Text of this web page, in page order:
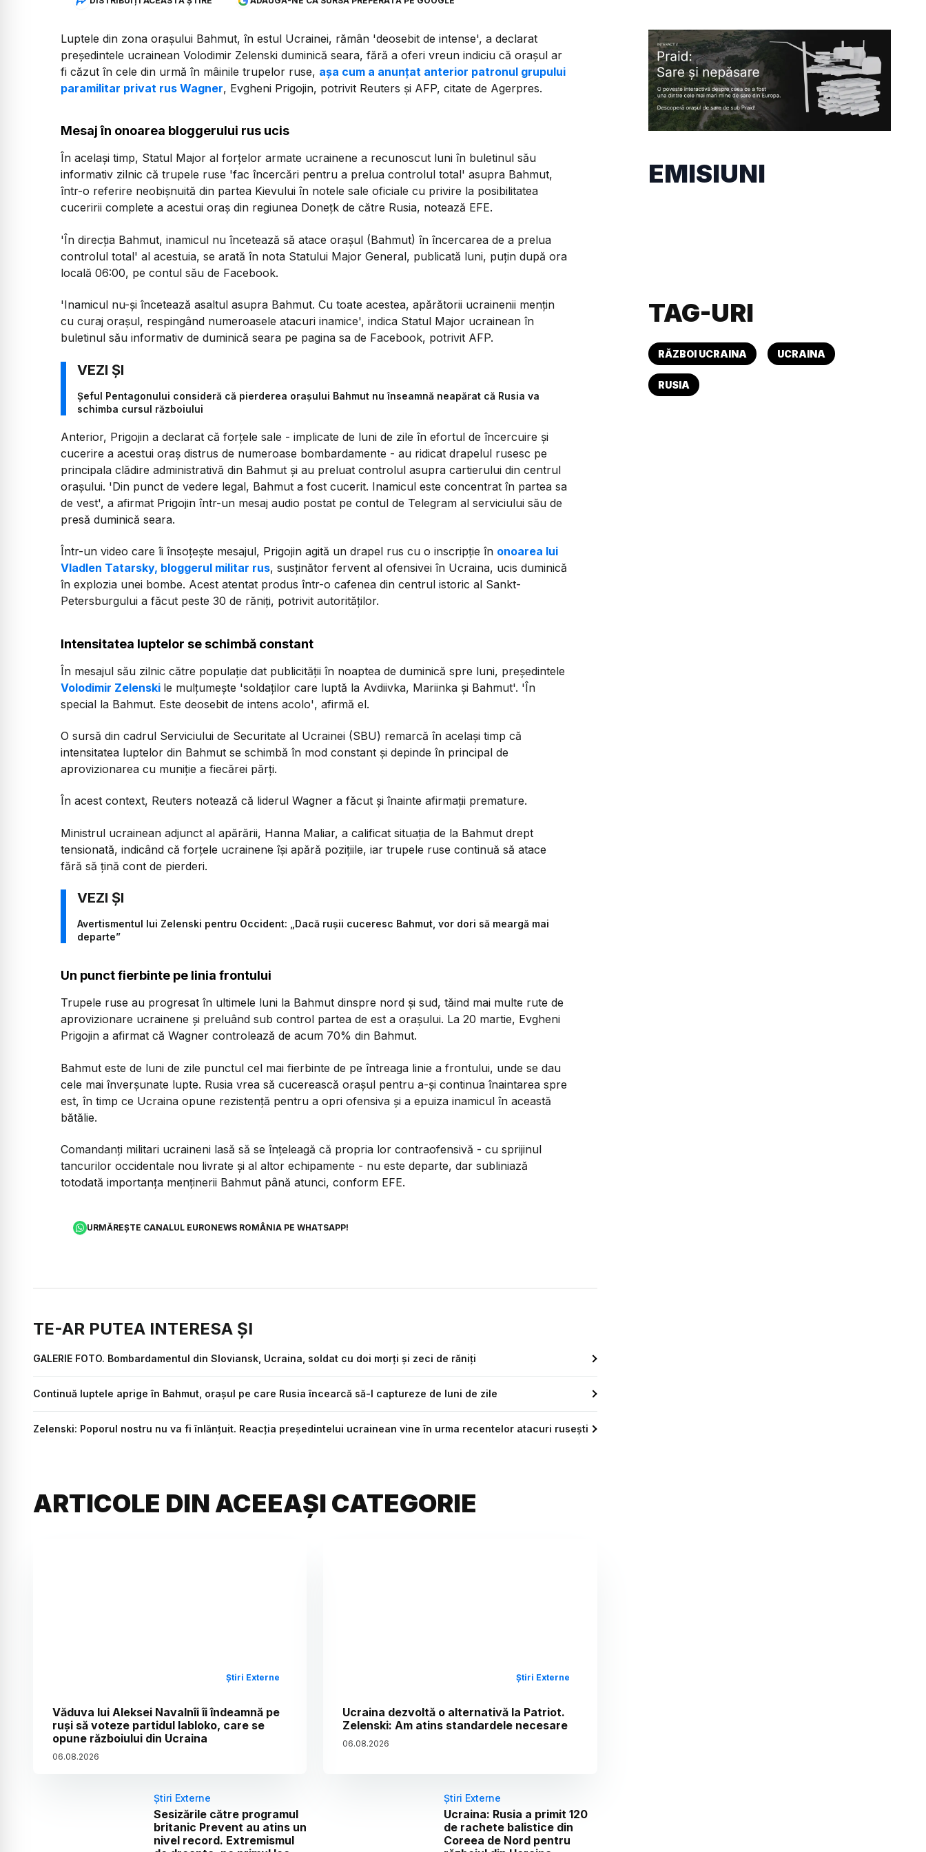
Luptele din zona oraşului Bahmut, în estul Ucrainei, rămân 'deosebit de intense', a declarat
preşedintele ucrainean Volodimir Zelenski duminică seara, fără a oferi vreun indiciu că oraşul ar
fi căzut în cele din urmă în mâinile trupelor ruse, aşa cum a anunţat anterior patronul grupului
paramilitar privat rus Wagner, Evgheni Prigojin, potrivit Reuters şi AFP, citate de Agerpres.
Mesaj în onoarea bloggerului rus ucis
În acelaşi timp, Statul Major al forţelor armate ucrainene a recunoscut luni în buletinul său
informativ zilnic că trupele ruse 'fac încercări pentru a prelua controlul total' asupra Bahmut,
într-o referire neobişnuită din partea Kievului în notele sale oficiale cu privire la posibilitatea
cuceririi complete a acestui oraş din regiunea Doneţk de către Rusia, notează EFE.
'În direcţia Bahmut, inamicul nu încetează să atace oraşul (Bahmut) în încercarea de a prelua
controlul total' al acestuia, se arată în nota Statului Major General, publicată luni, puţin după ora
locală 06:00, pe contul său de Facebook.
'Inamicul nu-şi încetează asaltul asupra Bahmut. Cu toate acestea, apărătorii ucrainenii menţin
cu curaj oraşul, respingând numeroasele atacuri inamice', indica Statul Major ucrainean în
buletinul său informativ de duminică seara pe pagina sa de Facebook, potrivit AFP.
Șeful Pentagonului consideră că pierderea orașului Bahmut nu înseamnă neapărat că Rusia va
schimba cursul războiului
Anterior, Prigojin a declarat că forţele sale - implicate de luni de zile în efortul de încercuire şi
cucerire a acestui oraş distrus de numeroase bombardamente - au ridicat drapelul rusesc pe
principala clădire administrativă din Bahmut şi au preluat controlul asupra cartierului din centrul
oraşului. 'Din punct de vedere legal, Bahmut a fost cucerit. Inamicul este concentrat în partea sa
de vest', a afirmat Prigojin într-un mesaj audio postat pe contul de Telegram al serviciului său de
presă duminică seara.
Într-un video care îi însoţeşte mesajul, Prigojin agită un drapel rus cu o inscripţie în onoarea lui
Vladlen Tatarsky, bloggerul militar rus, susţinător fervent al ofensivei în Ucraina, ucis duminică
în explozia unei bombe. Acest atentat produs într-o cafenea din centrul istoric al Sankt-
Petersburgului a făcut peste 30 de răniţi, potrivit autorităţilor.
Intensitatea luptelor se schimbă constant
În mesajul său zilnic către populaţie dat publicităţii în noaptea de duminică spre luni, preşedintele
Volodimir Zelenski le mulţumeşte 'soldaţilor care luptă la Avdiivka, Mariinka şi Bahmut'. 'În
special la Bahmut. Este deosebit de intens acolo', afirmă el.
O sursă din cadrul Serviciului de Securitate al Ucrainei (SBU) remarcă în acelaşi timp că
intensitatea luptelor din Bahmut se schimbă în mod constant şi depinde în principal de
aprovizionarea cu muniţie a fiecărei părţi.
În acest context, Reuters notează că liderul Wagner a făcut şi înainte afirmaţii premature.
Ministrul ucrainean adjunct al apărării, Hanna Maliar, a calificat situaţia de la Bahmut drept
tensionată, indicând că forţele ucrainene îşi apără poziţiile, iar trupele ruse continuă să atace
fără să ţină cont de pierderi.
Avertismentul lui Zelenski pentru Occident: „Dacă ruşii cuceresc Bahmut, vor dori să meargă mai
departe”
Un punct fierbinte pe linia frontului
Trupele ruse au progresat în ultimele luni la Bahmut dinspre nord şi sud, tăind mai multe rute de
aprovizionare ucrainene şi preluând sub control partea de est a oraşului. La 20 martie, Evgheni
Prigojin a afirmat că Wagner controlează de acum 70% din Bahmut.
Bahmut este de luni de zile punctul cel mai fierbinte de pe întreaga linie a frontului, unde se dau
cele mai înverşunate lupte. Rusia vrea să cucerească oraşul pentru a-şi continua înaintarea spre
est, în timp ce Ucraina opune rezistenţă pentru a opri ofensiva şi a epuiza inamicul în această
bătălie.
Comandanţi militari ucraineni lasă să se înţeleagă că propria lor contraofensivă - cu sprijinul
tancurilor occidentale nou livrate şi al altor echipamente - nu este departe, dar subliniază
totodată importanţa menţinerii Bahmut până atunci, conform EFE.
URMĂREȘTE CANALUL EURONEWS ROMÂNIA PE WHATSAPP!
TE-AR PUTEA INTERESA ȘI
GALERIE FOTO. Bombardamentul din Sloviansk, Ucraina, soldat cu doi morți și zeci de răniți
Continuă luptele aprige în Bahmut, orașul pe care Rusia încearcă să-l captureze de luni de zile
Zelenski: Poporul nostru nu va fi înlănțuit. Reacția președintelui ucrainean vine în urma recentelor atacuri rusești
ARTICOLE DIN ACEEAȘI CATEGORIE
Știri Externe
Văduva lui Aleksei Navalnîi îi îndeamnă pe
ruși să voteze partidul Iabloko, care se
opune războiului din Ucraina
06.08.2026
Știri Externe
Ucraina dezvoltă o alternativă la Patriot.
Zelenski: Am atins standardele necesare
06.08.2026
Știri Externe
Sesizările către programul
britanic Prevent au atins un
nivel record. Extremismul
Știri Externe
Ucraina: Rusia a primit 120
de rachete balistice din
Coreea de Nord pentru
EMISIUNI
TAG-URI
RĂZBOI UCRAINA UCRAINA
RUSIA